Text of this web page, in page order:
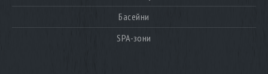
Басейни
SPA-зони